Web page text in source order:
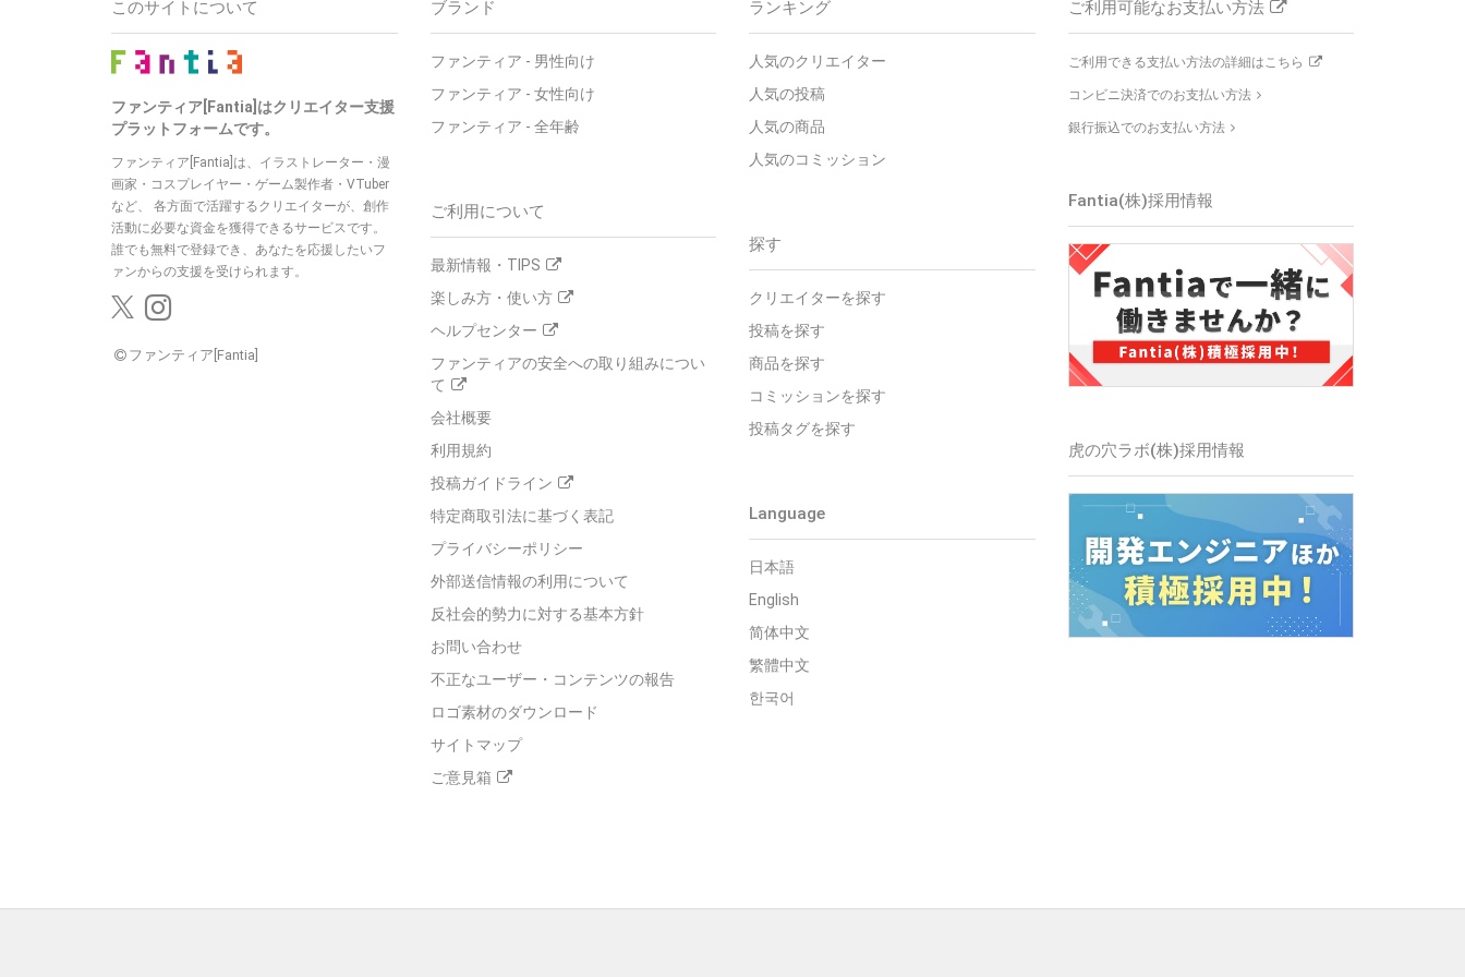
ブランド
ファンティア - 男性向け
ファンティア - 女性向け
ファンティア - 全年齢
ご利用について
最新情報・TIPS
楽しみ方・使い方
ヘルプセンター
ファンティアの安全への取り組みについ
て
会社概要
利用規約
投稿ガイドライン
特定商取引法に基づく表記
プライバシーポリシー
外部送信情報の利用について
反社会的勢力に対する基本方針
お問い合わせ
不正なユーザー・コンテンツの報告
ロゴ素材のダウンロード
サイトマップ
ご意見箱
ランキング
人気のクリエイター
人気の投稿
人気の商品
人気のコミッション
探す
クリエイターを探す
投稿を探す
商品を探す
コミッションを探す
投稿タグを探す
Language
日本語
English
简体中文
繁體中文
한국어
ご利用可能なお支払い方法
ご利用できる支払い方法の詳細はこちら
コンビニ決済でのお支払い方法
銀行振込でのお支払い方法
Fantia(株)採用情報
虎の穴ラボ(株)採用情報
このサイトについて
ファンティア[Fantia]はクリエイター支援
プラットフォームです。
ファンティア[Fantia]は、イラストレーター・漫
画家・コスプレイヤー・ゲーム製作者・VTuber
など、
各方面で活躍するクリエイターが、創作
活動に必要な資金を獲得できるサービスです。
誰でも無料で登録でき、あなたを応援したいフ
ァンからの支援を受けられます。
ファンティア[Fantia]